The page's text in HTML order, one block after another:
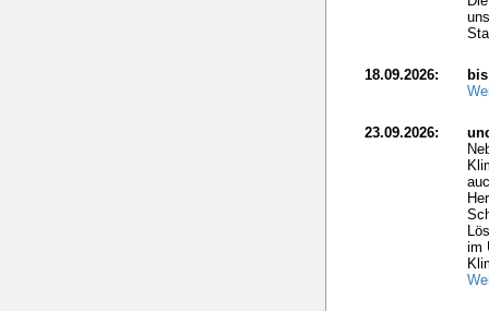
18.09.2026:
bis
23.09.2026:
im